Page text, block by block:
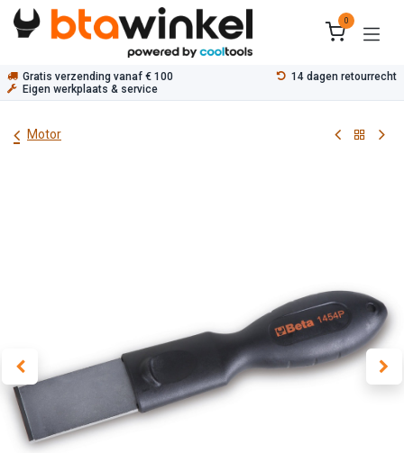
Overslaan naar inhoud
0
Gratis verzending vanaf € 100
14 dagen retourrecht
Eigen werkplaats & service
Motor